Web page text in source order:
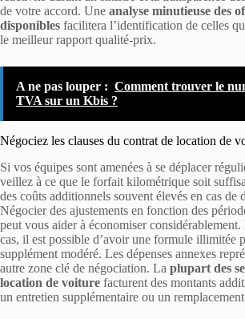
de votre accord. Une analyse minutieuse des
disponibles facilitera l’identification de celles
le meilleur rapport qualité-prix.
A ne pas louper : Comment trouver le
TVA sur un Kbis ?
Négociez les clauses du contrat de location de
Si vos équipes sont amenées à se déplacer
veillez à ce que le forfait kilométrique soit
des coûts additionnels souvent élevés en cas de
Négocier des ajustements en fonction des
peut vous aider à économiser considérablement.
cas, il est possible d’avoir une formule illimitée
supplément modéré. Les dépenses annexes
autre zone clé de négociation. La plupart des
location de voiture facturent des montants
un entretien supplémentaire ou un